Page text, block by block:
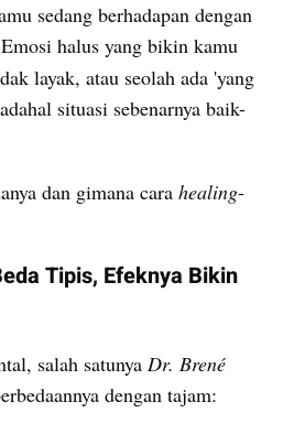
halus yang bikin kamu
layak, atau seolah ada 'yang
situasi sebenarnya baik-
dan gimana cara healing-
Tipis, Efeknya Bikin
salah satunya Dr. Brené
dengan tajam: